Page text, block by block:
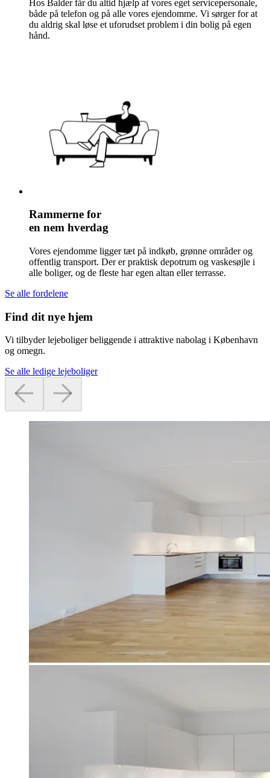
Hos Balder får du altid hjælp af vores eget servicepersonale,
både på telefon og på alle vores ejendomme. Vi sørger for at
du aldrig skal løse et uforudset problem i din bolig på egen
hånd.
Rammerne for
en nem hverdag
Vores ejendomme ligger tæt på indkøb, grønne områder og
offentlig transport. Der er praktisk depotrum og vaskesøjle i
alle boliger, og de fleste har egen altan eller terrasse.
Se alle fordelene
Find dit nye hjem
Vi tilbyder lejeboliger beliggende i attraktive nabolag i København
og omegn.
Se alle ledige lejeboliger